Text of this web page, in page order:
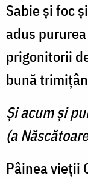
Sabie şi foc
adus
prigonitorii
bună
Şi acum şi
(a
Pâinea vieţii